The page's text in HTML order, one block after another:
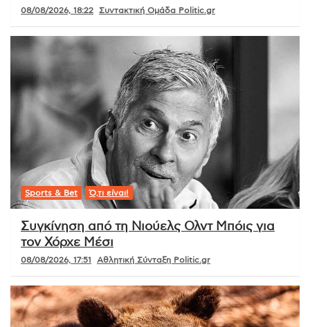
08/08/2026, 18:22 Συντακτική Ομάδα Politic.gr
Sports & Bet Ό,τι είναι!
Συγκίνηση από τη Νιούελς Ολντ Μπόις για
τον Χόρχε Μέσι
08/08/2026, 17:51 Αθλητική Σύνταξη Politic.gr